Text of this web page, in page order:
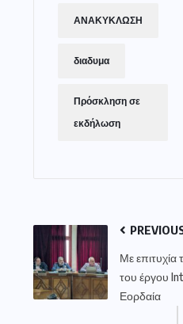
ΑΝΑΚΥΚΛΩΣΗ
διαδυμα
Πρόσκληση σε
εκδήλωση
Με επιτυχία
του έργου
Εορδαία